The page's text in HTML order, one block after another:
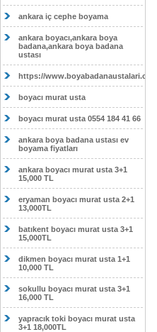
ankara iç cephe boyama
ankara boyacı,ankara boya
badana,ankara boya badana
ustası
https://www.boyabadanaustalari.com/
boyacı murat usta
boyacı murat usta 0554 184 41 66
ankara boya badana ustası ev
boyama fiyatları
ankara boyacı murat usta 3+1
15,000 TL
eryaman boyacı murat usta 2+1
13,000TL
batıkent boyacı murat usta 3+1
15,000TL
dikmen boyacı murat usta 1+1
10,000 TL
sokullu boyacı murat usta 3+1
16,000 TL
yapracık toki boyacı murat usta
3+1 18,000TL